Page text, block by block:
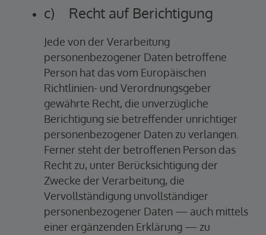
c) Recht auf Berichtigung
Jede von der Verarbeitung
personenbezogener Daten betroffene
Person hat das vom Europäischen
Richtlinien- und Verordnungsgeber
gewährte Recht, die unverzügliche
Berichtigung sie betreffender unrichtiger
personenbezogener Daten zu verlangen.
Ferner steht der betroffenen Person das
Recht zu, unter Berücksichtigung der
Zwecke der Verarbeitung, die
Vervollständigung unvollständiger
personenbezogener Daten — auch mittels
einer ergänzenden Erklärung — zu